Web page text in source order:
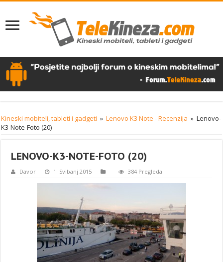
Kineski mobiteli, tableti i gadgeti » Lenovo K3 Note - Recenzija » Lenovo-
K3-Note-Foto (20)
LENOVO-K3-NOTE-FOTO (20)
Davor 1. Svibanj 2015 384 Pregleda